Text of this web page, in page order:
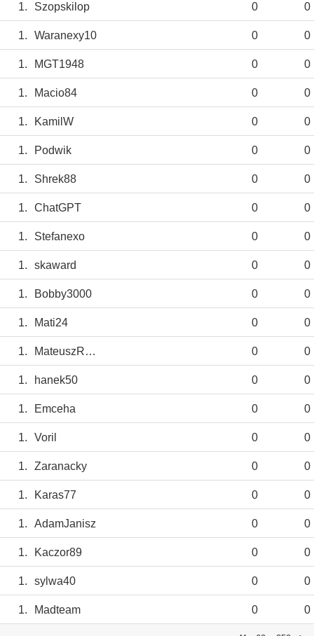
1. Szopskilop 0 0
1. Waranexy10 0 0
1. MGT1948 0 0
1. Macio84 0 0
1. KamilW 0 0
1. Podwik 0 0
1. Shrek88 0 0
1. ChatGPT 0 0
1. Stefanexo 0 0
1. skaward 0 0
1. Bobby3000 0 0
1. Mati24 0 0
1. MateuszRokicki 0 0
1. hanek50 0 0
1. Emceha 0 0
1. Voril 0 0
1. Zaranacky 0 0
1. Karas77 0 0
1. AdamJanisz 0 0
1. Kaczor89 0 0
1. sylwa40 0 0
1. Madteam 0 0